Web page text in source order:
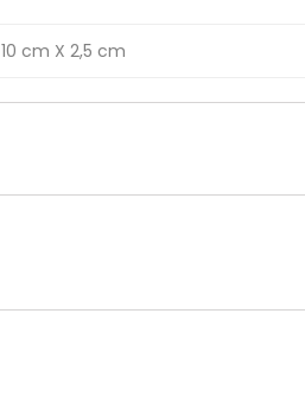
10 cm X 2,5 cm